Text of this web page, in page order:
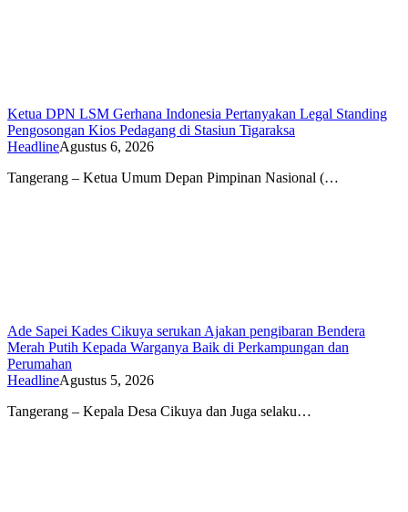
Ketua DPN LSM Gerhana Indonesia Pertanyakan Legal Standing
Pengosongan Kios Pedagang di Stasiun Tigaraksa
HeadlineAgustus 6, 2026
Tangerang – Ketua Umum Depan Pimpinan Nasional (…
Ade Sapei Kades Cikuya serukan Ajakan pengibaran Bendera
Merah Putih Kepada Warganya Baik di Perkampungan dan
Perumahan
HeadlineAgustus 5, 2026
Tangerang – Kepala Desa Cikuya dan Juga selaku…